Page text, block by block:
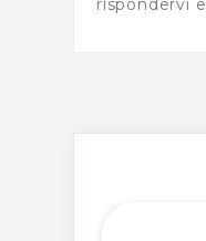
rispondervi